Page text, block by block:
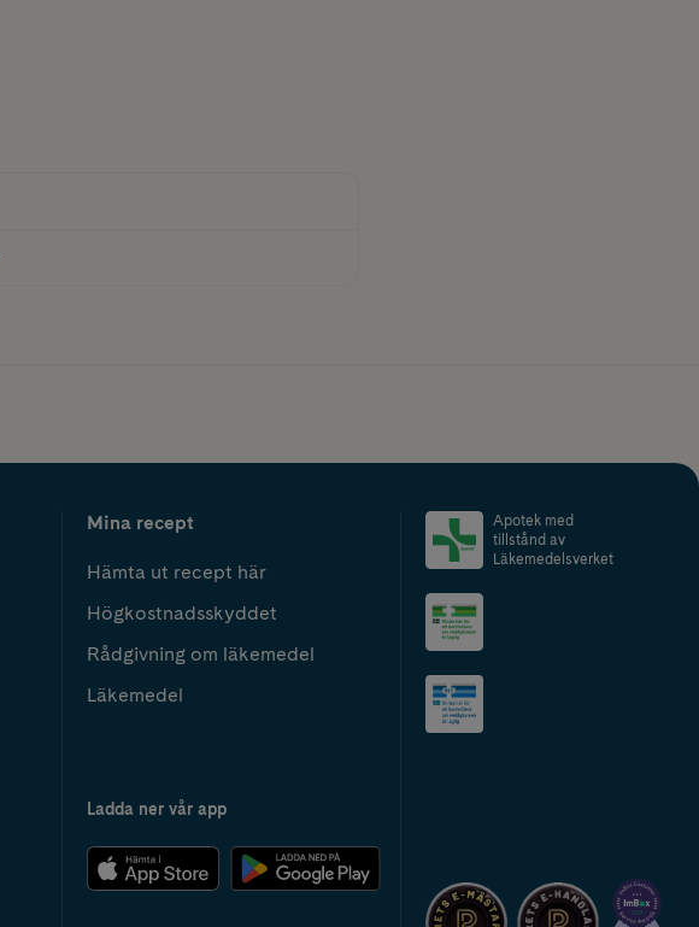
Mina recept
Hämta ut recept här
Högkostnadsskyddet
Rådgivning om läkemedel
Läkemedel
Ladda ner vår app
Apotek med
tillstånd av
Läkemedelsverket